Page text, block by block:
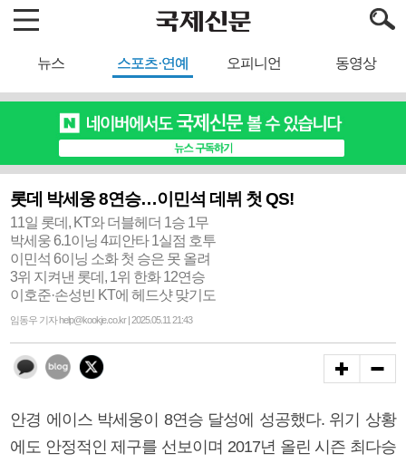
뉴스 스포츠·연예 오피니언 동영상
롯데 박세웅 8연승…이민석 데뷔 첫 QS!
11일 롯데, KT와 더블헤더 1승 1무
박세웅 6.1이닝 4피안타 1실점 호투
이민석 6이닝 소화 첫 승은 못 올려
3위 지켜낸 롯데, 1위 한화 12연승
이호준·손성빈 KT에 헤드샷 맞기도
임동우 기자 help@kookje.co.kr | 2025.05.11 21:43
안경 에이스 박세웅이 8연승 달성에 성공했다. 위기 상황
에도 안정적인 제구를 선보이며 2017년 올린 시즌 최다승